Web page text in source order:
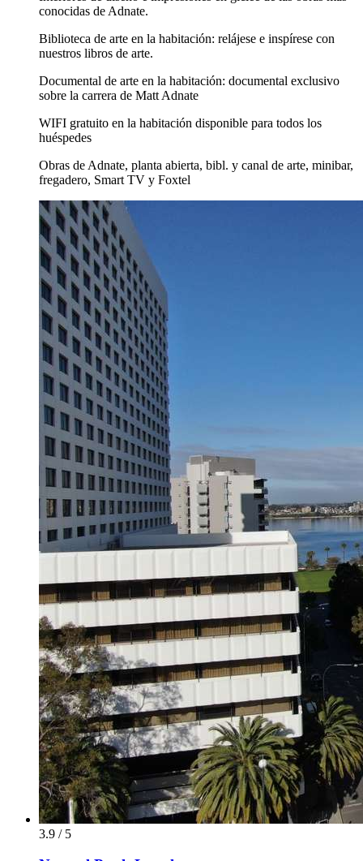
conocidas de Adnate.
Biblioteca de arte en la habitación: relájese e inspírese con
nuestros libros de arte.
Documental de arte en la habitación: documental exclusivo
sobre la carrera de Matt Adnate
WIFI gratuito en la habitación disponible para todos los
huéspedes
Obras de Adnate, planta abierta, bibl. y canal de arte, minibar,
fregadero, Smart TV y Foxtel
3.9 / 5